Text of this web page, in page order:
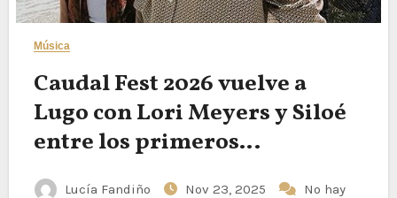
Música
Caudal Fest 2026 vuelve a
Lugo con Lori Meyers y Siloé
entre los primeros
confirmados
Lucía Fandiño Nov 23, 2025
No hay